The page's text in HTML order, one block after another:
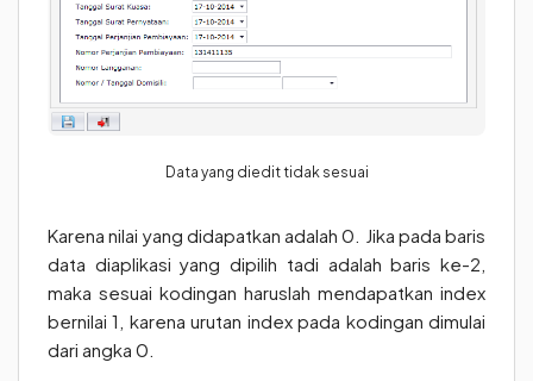
Data yang diedit tidak sesuai
Karena nilai yang didapatkan adalah 0. Jika pada baris
data diaplikasi yang dipilih tadi adalah baris ke-2,
maka sesuai kodingan haruslah mendapatkan index
bernilai 1, karena urutan index pada kodingan dimulai
dari angka 0.